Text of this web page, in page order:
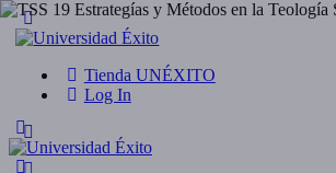
Tienda UNÉXITO
Log In